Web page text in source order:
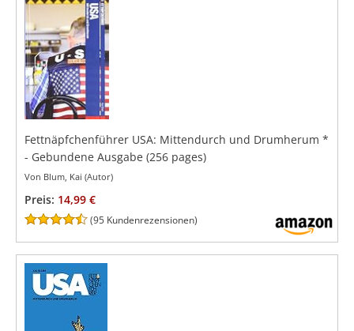
Fettnäpfchenführer USA: Mittendurch und Drumherum *
- Gebundene Ausgabe (256 pages)
Von Blum, Kai (Autor)
Preis: 14,99 €
(95 Kundenrezensionen)